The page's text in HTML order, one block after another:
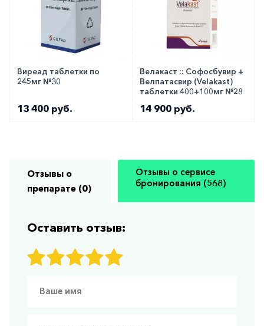
Виреад таблетки по
245мг №30
13 400 руб.
Велакаст :: Софосбувир +
Велпатасвир (Velakast)
таблетки 400+100мг №28
14 900 руб.
Отзывы о
препарате (0)
Отзывы о сервисе
бронирования (568)
Оставить отзыв: